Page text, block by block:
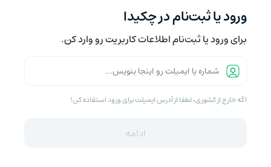
ورود یا ثبت‌نام در چکیدا
برای ورود یا ثبت‌نام اطلاعات کاربریت رو وارد کن.
اگه خارج از کشوری، لطفا از آدرس ایمیلت برای ورود استفاده کن!
ادامه